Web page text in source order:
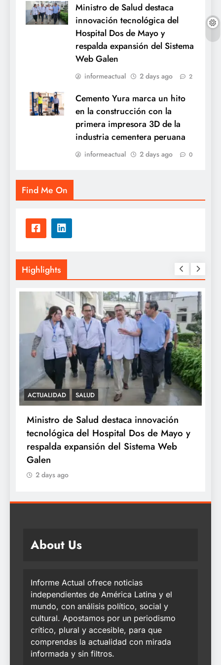
Ministro de Salud destaca
innovación tecnológica del
Hospital Dos de Mayo y
respalda expansión del Sistema
Web Galen
informeactual 2 days ago 2
Cemento Yura marca un hito
en la construcción con la
primera impresora 3D de la
industria cementera peruana
informeactual 2 days ago 0
Find Me On
Highlights
Mayo y
SALUD
Minsa: INSN Breña extirpa tumor
ovárico de cuatro kilos a niña de tres
años proveniente de Chanchamayo
About Us
Informe Actual ofrece noticias
independientes de América Latina y el
mundo, con análisis político, social y
cultural. Apostamos por un periodismo
crítico, plural y accesible, para que
comprendas la actualidad con mirada
informada y sin filtros.